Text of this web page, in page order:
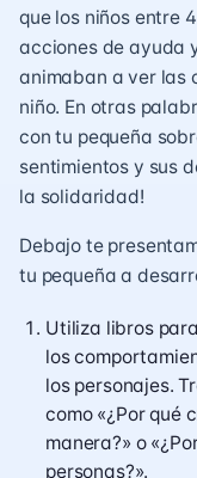
que los niños entre
acciones de ayuda
animaban a ver las
niño. En otras
con tu pequeña
sentimientos y sus
la solidaridad!
Debajo te
tu pequeña a
Utiliza libros
los
los personajes.
como «¿Por qué
manera?» o
personas?».